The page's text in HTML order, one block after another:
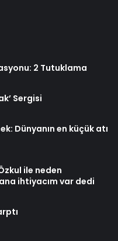
2 Tutuklama
Sergisi
Dünyanın en küçük atı
ile neden
ihtiyacım var dedi